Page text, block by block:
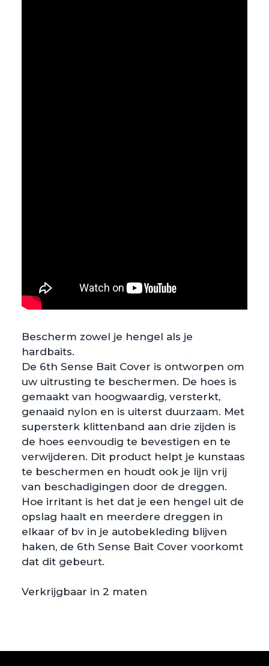
Bescherm zowel je hengel als je
hardbaits.
De 6th Sense Bait Cover is ontworpen om
uw uitrusting te beschermen. De hoes is
gemaakt van hoogwaardig, versterkt,
genaaid nylon en is uiterst duurzaam. Met
supersterk klittenband aan drie zijden is
de hoes eenvoudig te bevestigen en te
verwijderen. Dit product helpt je ​​kunstaas
te beschermen en houdt ook je lijn vrij
van beschadigingen door de dreggen.
Hoe irritant is het dat je een hengel uit de
opslag haalt en meerdere dreggen in
elkaar of bv in je autobekleding blijven
haken, de 6th Sense Bait Cover voorkomt
dat dit gebeurt.
Verkrijgbaar in 2 maten